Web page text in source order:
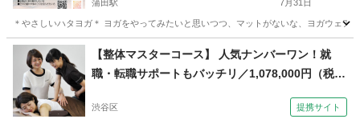
蒲田駅 7月31日
＊やさしいハタヨガ＊ ヨガをやってみたいと思いつつ、マットがないな、ヨガウェ
東京 大田区 蒲田駅 その他 ハタヨガ
【整体マスターコース】 人気ナンバーワン！就
職・転職サポートもバッチリ／1,078,000円（税
木）
渋谷区 提携サイト